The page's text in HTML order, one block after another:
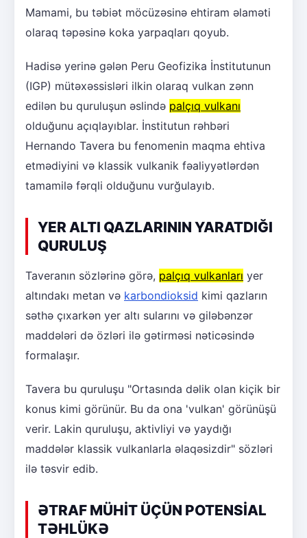
Mamami, bu təbiət möcüzəsinə ehtiram əlaməti
olaraq təpəsinə koka yarpaqları qoyub.
Hadisə yerinə gələn Peru Geofizika İnstitutunun
(IGP) mütəxəssisləri ilkin olaraq vulkan zənn
edilən bu quruluşun əslində palçıq vulkanı
olduğunu açıqlayıblar. İnstitutun rəhbəri
Hernando Tavera bu fenomenin maqma ehtiva
etmədiyini və klassik vulkanik fəaliyyətlərdən
tamamilə fərqli olduğunu vurğulayıb.
YER ALTI QAZLARININ YARATDIĞI
QURULUŞ
Taveranın sözlərinə görə, palçıq vulkanları yer
altındakı metan və karbondioksid kimi qazların
səthə çıxarkən yer altı sularını və giləbənzər
maddələri də özləri ilə gətirməsi nəticəsində
formalaşır.
Tavera bu quruluşu "Ortasında dəlik olan kiçik bir
konus kimi görünür. Bu da ona 'vulkan' görünüşü
verir. Lakin quruluşu, aktivliyi və yaydığı
maddələr klassik vulkanlarla əlaqəsizdir" sözləri
ilə təsvir edib.
ƏTRAF MÜHİT ÜÇÜN POTENSİAL
TƏHLÜKƏ